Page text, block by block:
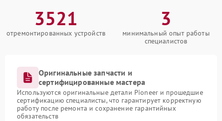
3521
отремонтированных устройств
3
минимальный опыт работы
специалистов
Оригинальные запчасти и
сертифицированные мастера
Используются оригинальные детали Pioneer и прошедшие
сертификацию специалисты, что гарантирует корректную
работу после ремонта и сохранение гарантийных
обязательств